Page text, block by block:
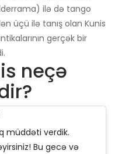
ilə də tango
üçü ilə tanış olan Kunis
gerçək bir
neçə
müddəti verdik.
Bu gecə və